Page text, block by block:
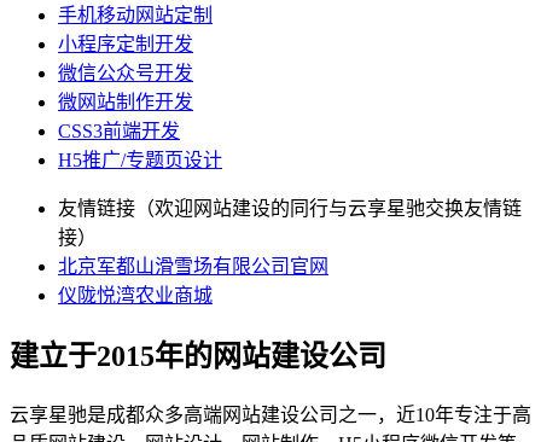
手机移动网站定制
小程序定制开发
微信公众号开发
微网站制作开发
CSS3前端开发
H5推广/专题页设计
友情链接（欢迎网站建设的同行与云享星驰交换友情链
接）
北京军都山滑雪场有限公司官网
仪陇悦湾农业商城
建立于2015年的网站建设公司
云享星驰是成都众多高端网站建设公司之一，近10年专注于高